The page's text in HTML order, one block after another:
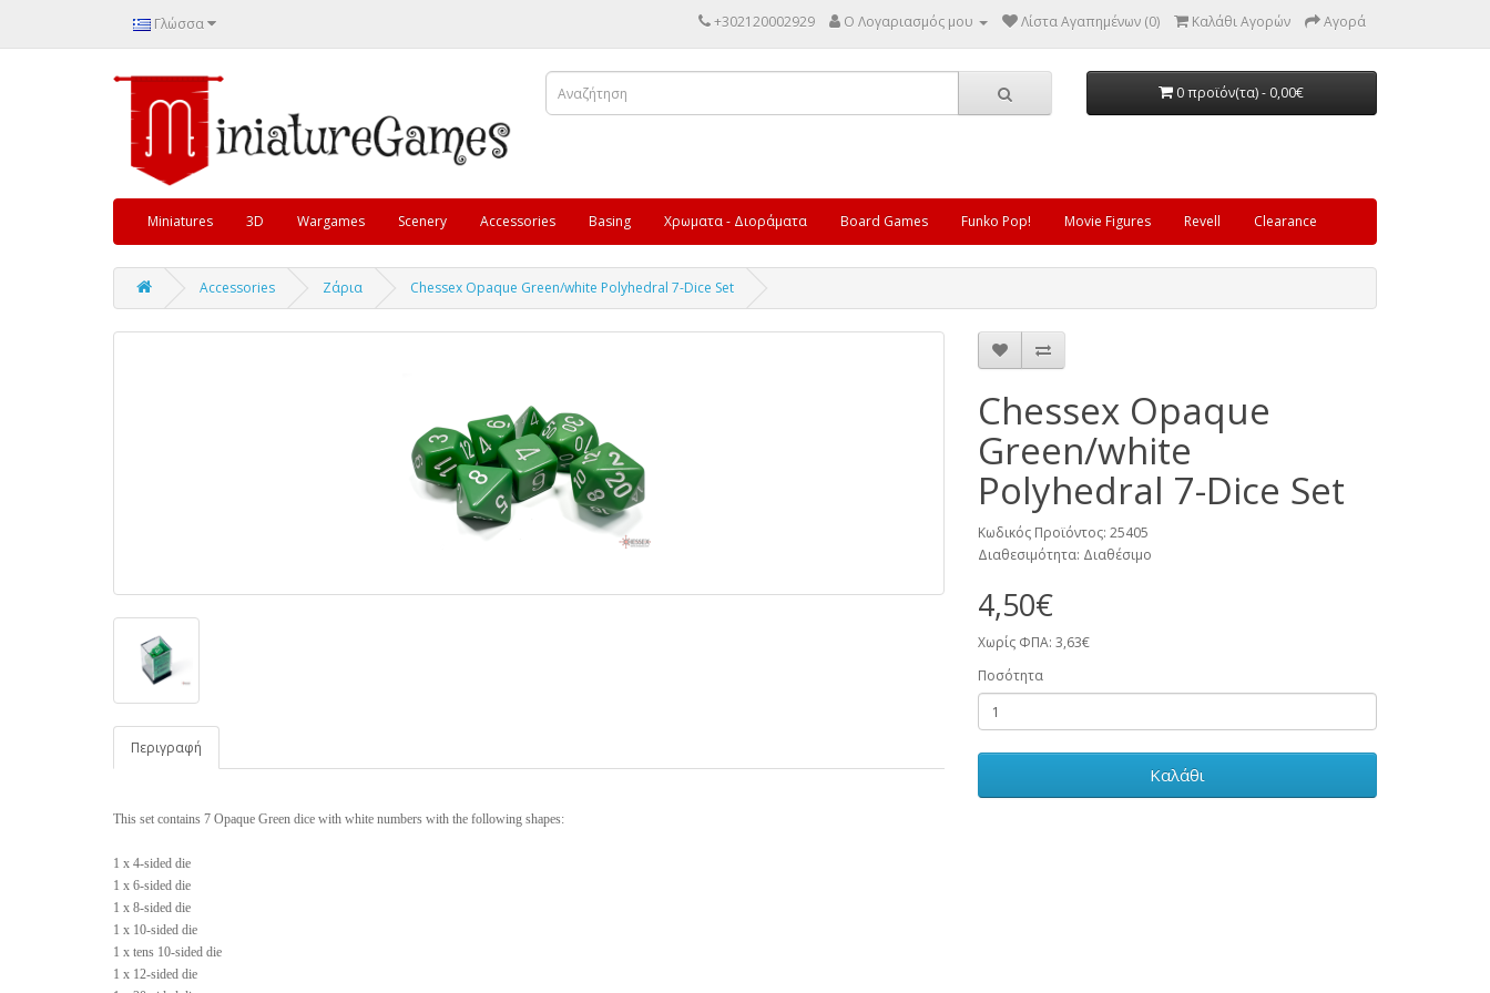
Γλώσσα +302120002929 Ο Λογαριασμός μου Λίστα Αγαπημένων (0) Καλάθι Αγορών Αγορά
0 προϊόν(τα) - 0,00€
Miniatures 3D Wargames Scenery Accessories Basing Χρωματα - Διοράματα Board Games Funko Pop! Movie Figures Revell Clearance
Accessories Ζάρια Chessex Opaque Green/white Polyhedral 7-Dice Set
Περιγραφή
This set contains 7 Opaque Green dice with white numbers with the following shapes:
1 x 4-sided die
1 x 6-sided die
1 x 8-sided die
1 x 10-sided die
1 x tens 10-sided die
1 x 12-sided die
Chessex Opaque
Green/white
Polyhedral 7-Dice Set
Κωδικός Προϊόντος: 25405
Διαθεσιμότητα: Διαθέσιμο
4,50€
Χωρίς ΦΠΑ: 3,63€
Ποσότητα
Καλάθι